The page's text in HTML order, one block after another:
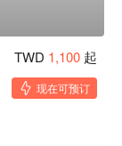
TWD 1,100 起
现在可预订